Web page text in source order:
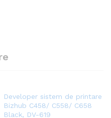
Developer sistem de printare
Bizhub C458/ C558/ C658
Black, DV-619